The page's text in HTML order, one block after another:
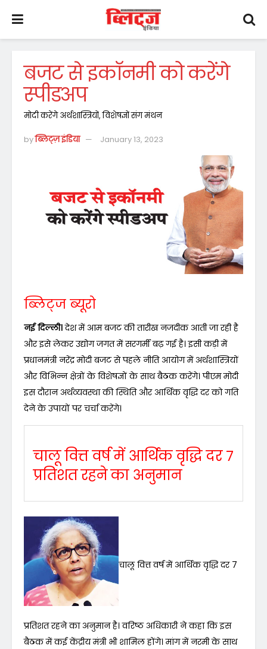
बजट से इकॉनमी को करेंगे
स्पीडअप
मोदी करेंगे अर्थशास्त्रियों, विशेषज्ञों संग मंथन
byब्लिट्ज़ इंडिया January 13, 2023
ब्लिट्ज ब्यूरो
नई दिल्ली।देश में आम बजट की तारीख नजदीक आती जा रही है
और इसे लेकर उद्योग जगत में सरगर्मी बढ़ गई है। इसी कड़ी में
प्रधानमंत्री नरेंद्र मोदी बजट से पहले नीति आयोग में अर्थशास्त्रियों
और विभिन्न क्षेत्रों के विशेषज्ञों के साथ बैठक करेंगे। पीएम मोदी
इस दौरान अर्थव्यवस्था की स्थिति और आर्थिक वृद्धि दर को गति
देने के उपायों पर चर्चा करेंगे।
चालू वित्त वर्ष में आर्थिक वृद्धि दर 7
प्रतिशत रहने का अनुमान
चालू वित्त वर्ष में आर्थिक वृद्धि दर 7
प्रतिशत रहने का अनुमान है। वरिष्ठ अधिकारी ने कहा कि इस
बैठक में कई केंद्रीय मंत्री भी शामिल होंगे। मांग में नरमी के साथ